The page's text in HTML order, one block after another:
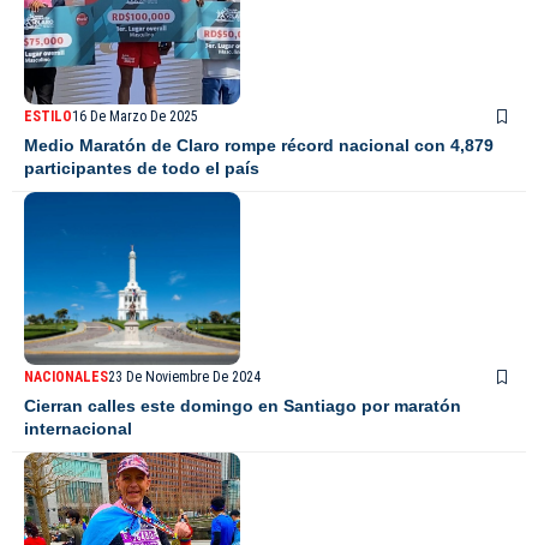
ESTILO16 De Marzo De 2025
Medio Maratón de Claro rompe récord nacional con 4,879
participantes de todo el país
NACIONALES23 De Noviembre De 2024
Cierran calles este domingo en Santiago por maratón
internacional